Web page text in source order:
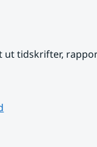
ut tidskrifter,